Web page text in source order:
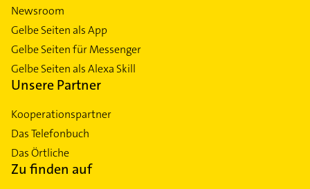
Newsroom
Gelbe Seiten als App
Gelbe Seiten für Messenger
Gelbe Seiten als Alexa Skill
Unsere Partner
Kooperationspartner
Das Telefonbuch
Das Örtliche
Zu finden auf